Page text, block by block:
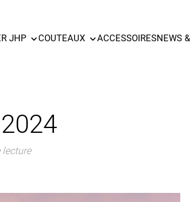
JHP COUTEAUX ACCESSOIRESNEWS